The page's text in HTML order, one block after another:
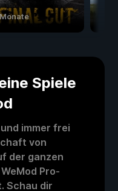
Spiele
immer frei
von
der ganzen
Pro-
Schau dir